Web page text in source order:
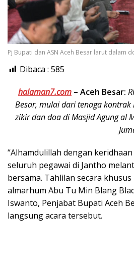
Pj Bupati dan ASN Aceh Besar larut dalam
Dibaca : 585
halaman7.com – Aceh Besar:
Besar, mulai dari tenaga kontrak
zikir dan doa di Masjid Agung al
“Alhamdulillah dengan
seluruh pegawai di Jantho
bersama. Tahlilan secara
almarhum Abu Tu Min Blang
Iswanto, Penjabat Bupati Aceh
langsung acara tersebut.